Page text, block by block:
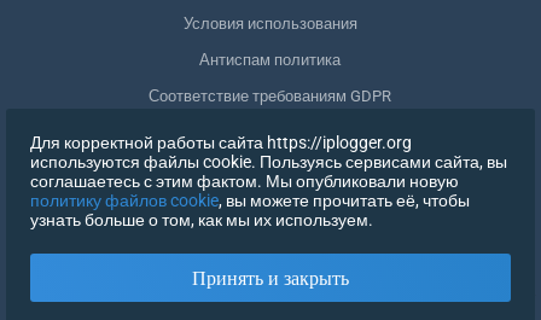
Условия использования
Антиспам политика
Соответствие требованиям GDPR
Удалить мои данные
Отозвать согласие
ВОЙТИ
Для корректной работы сайта https://iplogger.org
используются файлы cookie. Пользуясь сервисами сайта, вы
соглашаетесь с этим фактом. Мы опубликовали новую
политику файлов cookie, вы можете прочитать её, чтобы
узнать больше о том, как мы их используем.
Принять и закрыть